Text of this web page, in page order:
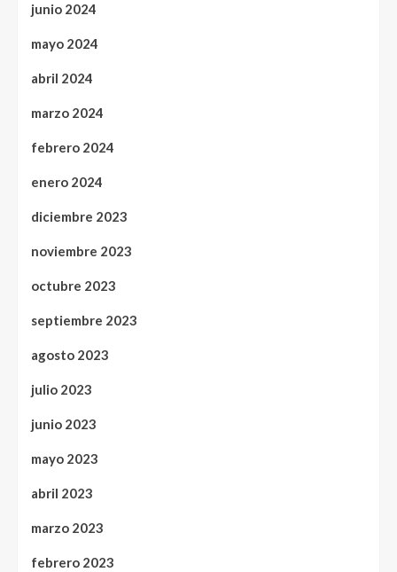
junio 2024
mayo 2024
abril 2024
marzo 2024
febrero 2024
enero 2024
diciembre 2023
noviembre 2023
octubre 2023
septiembre 2023
agosto 2023
julio 2023
junio 2023
mayo 2023
abril 2023
marzo 2023
febrero 2023